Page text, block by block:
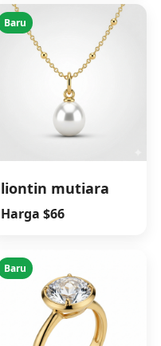
Baru
liontin mutiara
Harga $66
Baru